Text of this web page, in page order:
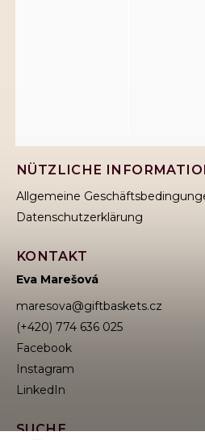
NÜTZLICHE
Allgemeine
Datenschutzerklärung
KONTAKT
Eva Marešová
maresova@giftbaskets.cz
(+420) 774 636 025
Facebook
Instagram
SUCHE